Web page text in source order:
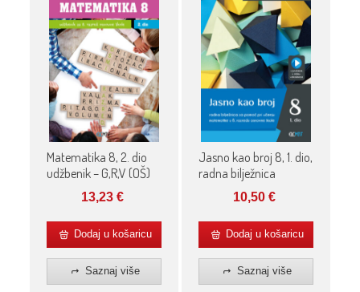
Matematika 8, 2. dio
udžbenik – G,R,V (OŠ)
13,23€
Dodaj u košaricu
Saznaj više
Jasno kao broj 8, 1. dio,
radna bilježnica
10,50€
Dodaj u košaricu
Saznaj više